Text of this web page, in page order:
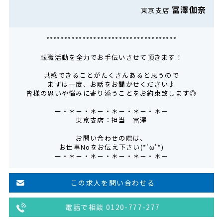
東京支店 冨澤伽奈
************************************
転職活動を全力でお手伝いさせて頂きます！
共感できることがたくさんあると思うので
まずは一度、お話をお聞かせください♪
皆様の思いや悩みに寄り添うことをお約束致します◎
ー・＊－・＊－・＊－・＊－・＊－
東京支店：担当 冨澤
お問い合わせの際は、
お仕事Noをお伝え下さい(*'ω'*)
ー・＊－・＊－・＊－・＊－・＊－
この求人を問い合わせる
電話で相談 0120-777-277